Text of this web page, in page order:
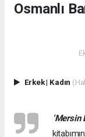
Osmanlı
Erkek| Kadın
‘Mersin
kitabımın